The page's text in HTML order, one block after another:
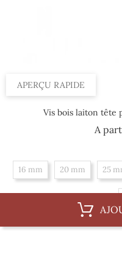
APERÇU RAPIDE
Vis bois laiton tête
A
16 mm 20 mm 25